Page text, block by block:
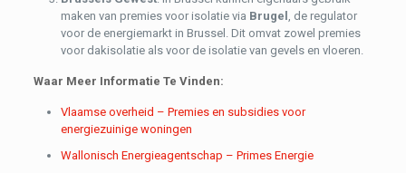
maken van premies voor isolatie via Brugel , de regulator
voor de energiemarkt in Brussel. Dit omvat zowel premies
voor dakisolatie als voor de isolatie van gevels en vloeren.
Waar Meer Informatie Te Vinden:
Vlaamse overheid – Premies en subsidies voor
energiezuinige woningen
Wallonisch Energieagentschap – Primes Energie